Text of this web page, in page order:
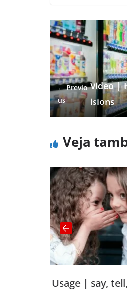
← Previo
us
Video |
isions
Veja
tell, talk, speak